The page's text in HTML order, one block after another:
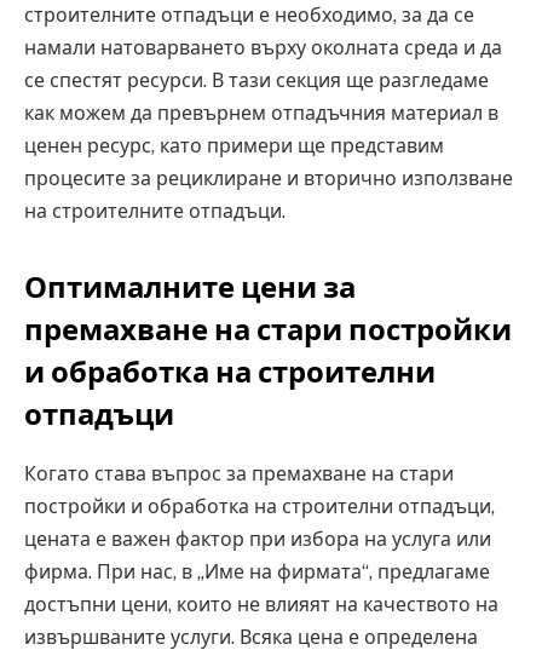
строителните отпадъци е необходимо, за да се
намали натоварването върху околната среда и да
се спестят ресурси. В тази секция ще разгледаме
как можем да превърнем отпадъчния материал в
ценен ресурс, като примери ще представим
процесите за рециклиране и вторично използване
на строителните отпадъци.
Оптималните цени за
премахване на стари постройки
и обработка на строителни
отпадъци
Когато става въпрос за премахване на стари
постройки и обработка на строителни отпадъци,
цената е важен фактор при избора на услуга или
фирма. При нас, в „Име на фирмата“, предлагаме
достъпни цени, които не влияят на качеството на
извършваните услуги. Всяка цена е определена